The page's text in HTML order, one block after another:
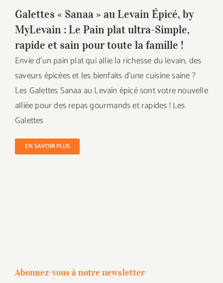
Galettes « Sanaa » au Levain Épicé, by
MyLevain : Le Pain plat ultra-Simple,
rapide et sain pour toute la famille !
Envie d’un pain plat qui allie la richesse du levain, des
saveurs épicées et les bienfaits d’une cuisine saine ?
Les Galettes Sanaa au Levain épicé sont votre nouvelle
alliée pour des repas gourmands et rapides ! Les
Galettes
EN SAVOIR PLUS
Abonnez-vous à notre newsletter